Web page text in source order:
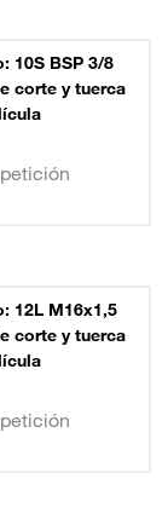
10S BSP 3/8
corte y tuerca
12L M16x1,5
corte y tuerca